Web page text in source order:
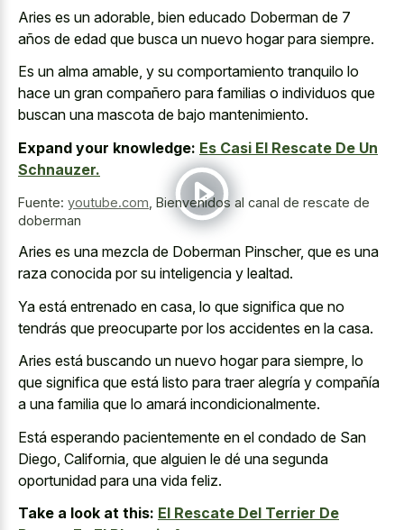
Aries es un adorable, bien educado Doberman de 7
años de edad que busca un nuevo hogar para siempre.
Es un alma amable, y su comportamiento tranquilo lo
hace un gran compañero para familias o individuos que
buscan una mascota de bajo mantenimiento.
Expand your knowledge: Es Casi El Rescate De Un
Schnauzer.
Fuente: youtube.com Bienvenidos al canal de rescate de
doberman
Aries es una mezcla de Doberman Pinscher, que es una
raza conocida por su inteligencia y lealtad.
Ya está entrenado en casa, lo que significa que no
tendrás que preocuparte por los accidentes en la casa.
Aries está buscando un nuevo hogar para siempre, lo
que significa que está listo para traer alegría y compañía
a una familia que lo amará incondicionalmente.
Está esperando pacientemente en el condado de San
Diego, California, que alguien le dé una segunda
oportunidad para una vida feliz.
Take a look at this: El Rescate Del Terrier De